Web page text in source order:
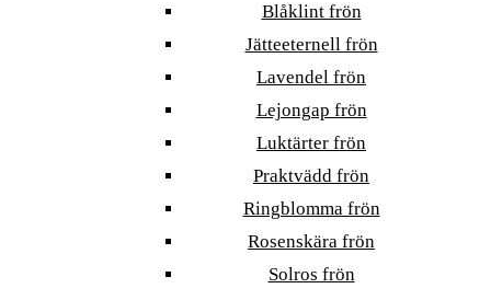
Blåklint frön
Jätteeternell frön
Lavendel frön
Lejongap frön
Luktärter frön
Praktvädd frön
Ringblomma frön
Rosenskära frön
Solros frön